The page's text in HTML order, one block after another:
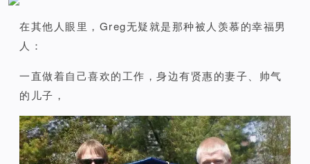
在其他人眼里，Greg无疑就是那种被人羡慕的幸福男
人：
一直做着自己喜欢的工作，身边有贤惠的妻子、帅气
的儿子，